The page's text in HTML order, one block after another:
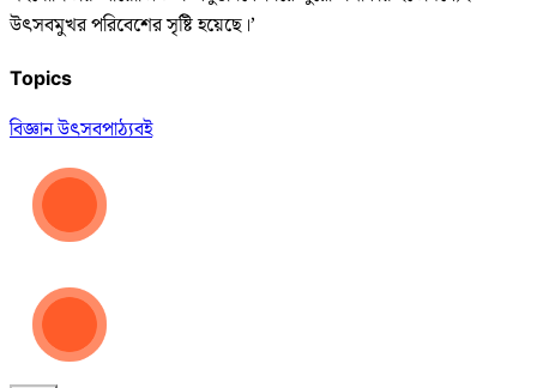
উৎসবমুখর পরিবেশের সৃষ্টি হয়েছে।’
Topics
বিজ্ঞান উৎসবপাঠ্যবই